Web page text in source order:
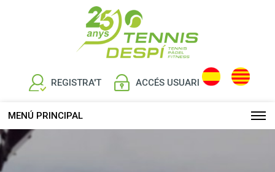
REGISTRA'T ACCÉS USUARI
MENÚ PRINCIPAL